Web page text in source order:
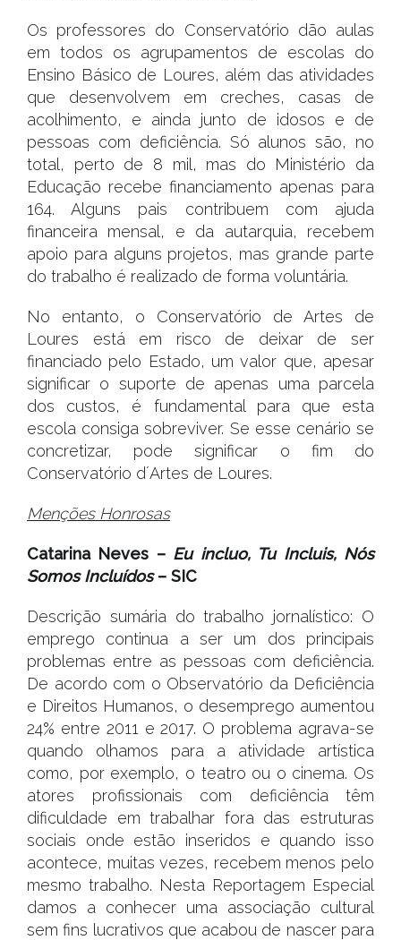
Os professores do Conservatório dão aulas
em todos os agrupamentos de escolas do
Ensino Básico de Loures, além das atividades
que desenvolvem em creches, casas de
acolhimento, e ainda junto de idosos e de
pessoas com deficiência. Só alunos são, no
total, perto de 8 mil, mas do Ministério da
Educação recebe financiamento apenas para
164. Alguns pais contribuem com ajuda
financeira mensal, e da autarquia, recebem
apoio para alguns projetos, mas grande parte
do trabalho é realizado de forma voluntária.
No entanto, o Conservatório de Artes de
Loures está em risco de deixar de ser
financiado pelo Estado, um valor que, apesar
significar o suporte de apenas uma parcela
dos custos, é fundamental para que esta
escola consiga sobreviver. Se esse cenário se
concretizar, pode significar o fim do
Conservatório d´Artes de Loures.
Menções Honrosas
Catarina Neves – Eu incluo, Tu Incluis, Nós
Somos Incluídos– SIC
Descrição sumária do trabalho jornalístico: O
emprego continua a ser um dos principais
problemas entre as pessoas com deficiência.
De acordo com o Observatório da Deficiência
e Direitos Humanos, o desemprego aumentou
24% entre 2011 e 2017. O problema agrava-se
quando olhamos para a atividade artística
como, por exemplo, o teatro ou o cinema. Os
atores profissionais com deficiência têm
dificuldade em trabalhar fora das estruturas
sociais onde estão inseridos e quando isso
acontece, muitas vezes, recebem menos pelo
mesmo trabalho. Nesta Reportagem Especial
damos a conhecer uma associação cultural
sem fins lucrativos que acabou de nascer para